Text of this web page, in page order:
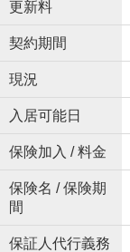
更新料
契約期間
現況
入居可能日
保険加入 / 料金
保険名 / 保険期
間
保証人代行義務